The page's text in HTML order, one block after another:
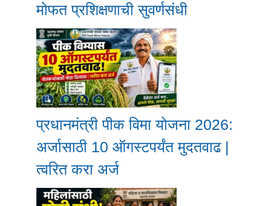
मोफत प्रशिक्षणाची सुवर्णसंधी
प्रधानमंत्री पीक विमा योजना 2026:
अर्जासाठी 10 ऑगस्टपर्यंत मुदतवाढ |
त्वरित करा अर्ज